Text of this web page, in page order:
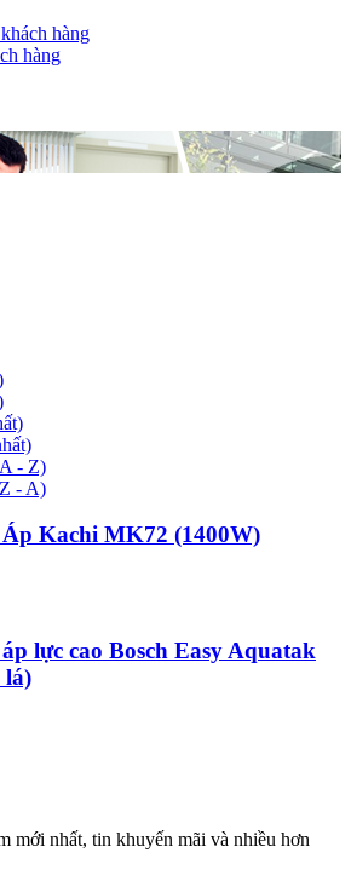
hàng
hàng
- Z)
- A)
Kachi MK72 (1400W)
lực cao Bosch Easy Aquatak
lá)
mới nhất, tin khuyến mãi và nhiều hơn